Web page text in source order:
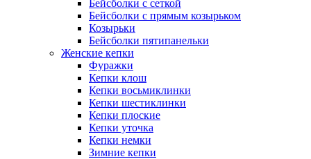
Бейсболки с сеткой
Бейсболки с прямым козырьком
Козырьки
Бейсболки пятипанельки
Женские кепки
Фуражки
Кепки клош
Кепки восьмиклинки
Кепки шестиклинки
Кепки плоские
Кепки уточка
Кепки немки
Зимние кепки